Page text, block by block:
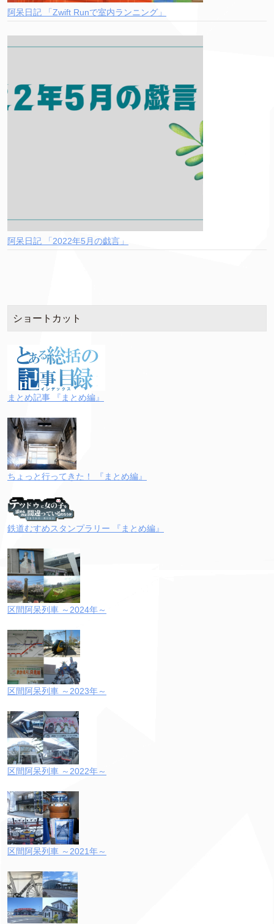
阿呆日記 「Zwift Runで室内ランニング」
阿呆日記 「2022年5月の戯言」
ショートカット
まとめ記事 『まとめ編』
ちょっと行ってきた！ 『まとめ編』
鉄道むすめスタンプラリー 『まとめ編』
区間阿呆列車 ～2024年～
区間阿呆列車 ～2023年～
区間阿呆列車 ～2022年～
区間阿呆列車 ～2021年～